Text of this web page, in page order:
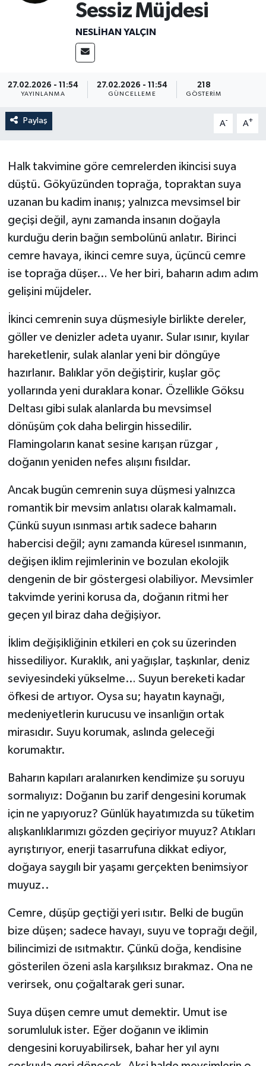
Sessiz Müjdesi
NESLIHAN YALÇIN
27.02.2026 - 11:54
YAYINLANMA
27.02.2026 - 11:54
GÜNCELLEME
218
GÖSTERIM
Paylaş A- A+
Halk takvimine göre cemrelerden ikincisi suya
düştü. Gökyüzünden toprağa, topraktan suya
uzanan bu kadim inanış; yalnızca mevsimsel bir
geçişi değil, aynı zamanda insanın doğayla
kurduğu derin bağın sembolünü anlatır. Birinci
cemre havaya, ikinci cemre suya, üçüncü cemre
ise toprağa düşer… Ve her biri, baharın adım adım
gelişini müjdeler.
İkinci cemrenin suya düşmesiyle birlikte dereler,
göller ve denizler adeta uyanır. Sular ısınır, kıyılar
hareketlenir, sulak alanlar yeni bir döngüye
hazırlanır. Balıklar yön değiştirir, kuşlar göç
yollarında yeni duraklara konar. Özellikle Göksu
Deltası gibi sulak alanlarda bu mevsimsel
dönüşüm çok daha belirgin hissedilir.
Flamingoların kanat sesine karışan rüzgar ,
doğanın yeniden nefes alışını fısıldar.
Ancak bugün cemrenin suya düşmesi yalnızca
romantik bir mevsim anlatısı olarak kalmamalı.
Çünkü suyun ısınması artık sadece baharın
habercisi değil; aynı zamanda küresel ısınmanın,
değişen iklim rejimlerinin ve bozulan ekolojik
dengenin de bir göstergesi olabiliyor. Mevsimler
takvimde yerini korusa da, doğanın ritmi her
geçen yıl biraz daha değişiyor.
İklim değişikliğinin etkileri en çok su üzerinden
hissediliyor. Kuraklık, ani yağışlar, taşkınlar, deniz
seviyesindeki yükselme… Suyun bereketi kadar
öfkesi de artıyor. Oysa su; hayatın kaynağı,
medeniyetlerin kurucusu ve insanlığın ortak
mirasıdır. Suyu korumak, aslında geleceği
korumaktır.
Baharın kapıları aralanırken kendimize şu soruyu
sormalıyız: Doğanın bu zarif dengesini korumak
için ne yapıyoruz? Günlük hayatımızda su tüketim
alışkanlıklarımızı gözden geçiriyor muyuz? Atıkları
ayrıştırıyor, enerji tasarrufuna dikkat ediyor,
doğaya saygılı bir yaşamı gerçekten benimsiyor
muyuz..
Cemre, düşüp geçtiği yeri ısıtır. Belki de bugün
bize düşen; sadece havayı, suyu ve toprağı değil,
bilincimizi de ısıtmaktır. Çünkü doğa, kendisine
gösterilen özeni asla karşılıksız bırakmaz. Ona ne
verirsek, onu çoğaltarak geri sunar.
Suya düşen cemre umut demektir. Umut ise
sorumluluk ister. Eğer doğanın ve iklimin
dengesini koruyabilirsek, bahar her yıl aynı